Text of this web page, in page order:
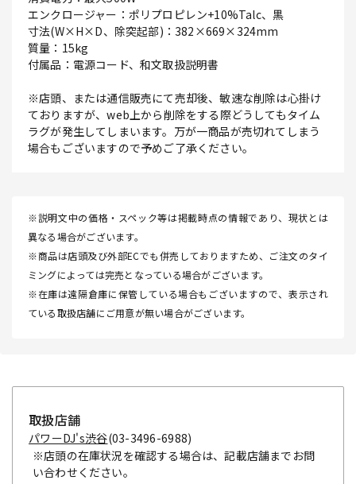
エンクロージャー：ポリプロピレン+10%Talc、黒
寸法(W×H×D、除突起部)：382×669×324mm
質量：15kg
付属品：電源コード、和文取扱説明書
※店頭、または通信販売にて売却後、敏速な削除は心掛け
ておりますが、web上から削除をする際どうしてもタイム
ラグが発生してしまいます。万が一商品が売切れてしまう
場合もございますので予めご了承ください。
※説明文中の価格・スペック等は掲載時点の情報であり、現状とは
異なる場合がございます。
※商品は店頭及び外部ECでも併売しておりますため、ご注文のタイ
ミングによっては完売となっている場合がございます。
※在庫は遠隔倉庫に保管している場合もございますので、表示され
ている取扱店舗にご用意が無い場合がございます。
取扱店舗
パワーDJ's渋谷(03-3496-6988)
※店頭の在庫状況を確認する場合は、記載店舗までお問
い合わせください。